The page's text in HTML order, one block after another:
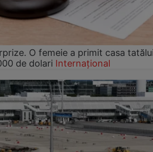
O femeie a primit casa
de dolari Internațional